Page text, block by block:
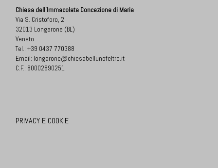
Chiesa dell'Immacolata Concezione di Maria
Via S. Cristoforo, 2
32013 Longarone (BL)
Veneto
Tel.: +39 0437 770388
Email: longarone@chiesabellunofeltre.it
C.F.: 80002890251
PRIVACY E COOKIE